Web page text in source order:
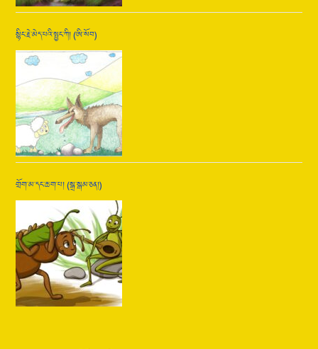
སྙིང་རྗེ་མེད་པའི་སྤྱང་ཀི། (ཨི་སོབ)
གྲོག་མ་དང་ཆ་ག་པ། (སྒྲ་སྒམ་ཅན།)